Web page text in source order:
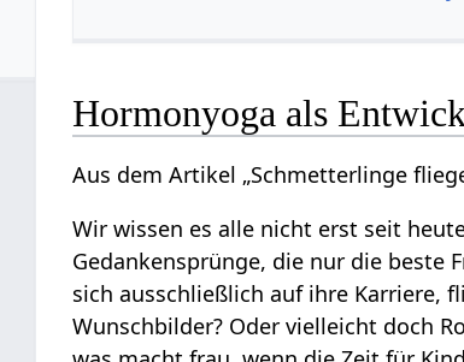
Hormonyoga als
Aus dem Artikel „Schmetterlinge
Wir wissen es alle nicht erst seit
Gedankensprünge, die nur die beste
sich ausschließlich auf ihre Karriere,
Wunschbilder? Oder vielleicht doch